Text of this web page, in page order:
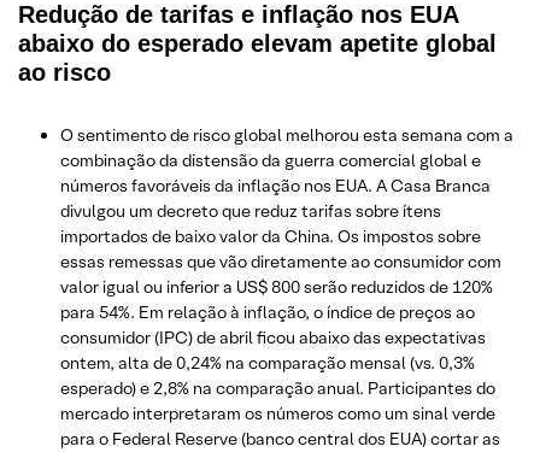
Redução de tarifas e inflação nos EUA
abaixo do esperado elevam apetite global
ao risco
O sentimento de risco global melhorou esta semana com a
combinação da distensão da guerra comercial global e
números favoráveis ​​da inflação nos EUA. A Casa Branca
divulgou um decreto que reduz tarifas sobre ítens
importados de baixo valor da China. Os impostos sobre
essas remessas que vão diretamente ao consumidor com
valor igual ou inferior a US$ 800 serão reduzidos de 120%
para 54%. Em relação à inflação, o índice de preços ao
consumidor (IPC) de abril ficou abaixo das expectativas
ontem, alta de 0,24% na comparação mensal (vs. 0,3%
esperado) e 2,8% na comparação anual. Participantes do
mercado interpretaram os números como um sinal verde
para o Federal Reserve (banco central dos EUA) cortar as